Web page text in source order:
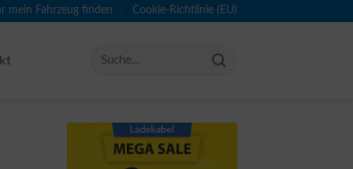
mein Fahrzeug finden Cookie-Richtlinie (EU)